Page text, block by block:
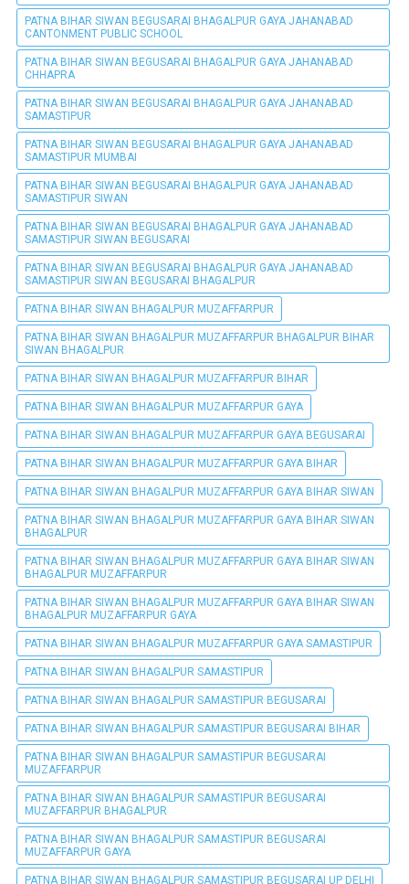
PATNA BIHAR SIWAN BEGUSARAI BHAGALPUR GAYA JAHANABAD
CANTONMENT PUBLIC SCHOOL
PATNA BIHAR SIWAN BEGUSARAI BHAGALPUR GAYA JAHANABAD
CHHAPRA
PATNA BIHAR SIWAN BEGUSARAI BHAGALPUR GAYA JAHANABAD
SAMASTIPUR
PATNA BIHAR SIWAN BEGUSARAI BHAGALPUR GAYA JAHANABAD
SAMASTIPUR MUMBAI
PATNA BIHAR SIWAN BEGUSARAI BHAGALPUR GAYA JAHANABAD
SAMASTIPUR SIWAN
PATNA BIHAR SIWAN BEGUSARAI BHAGALPUR GAYA JAHANABAD
SAMASTIPUR SIWAN BEGUSARAI
PATNA BIHAR SIWAN BEGUSARAI BHAGALPUR GAYA JAHANABAD
SAMASTIPUR SIWAN BEGUSARAI BHAGALPUR
PATNA BIHAR SIWAN BHAGALPUR MUZAFFARPUR
PATNA BIHAR SIWAN BHAGALPUR MUZAFFARPUR BHAGALPUR BIHAR
SIWAN BHAGALPUR
PATNA BIHAR SIWAN BHAGALPUR MUZAFFARPUR BIHAR
PATNA BIHAR SIWAN BHAGALPUR MUZAFFARPUR GAYA
PATNA BIHAR SIWAN BHAGALPUR MUZAFFARPUR GAYA BEGUSARAI
PATNA BIHAR SIWAN BHAGALPUR MUZAFFARPUR GAYA BIHAR
PATNA BIHAR SIWAN BHAGALPUR MUZAFFARPUR GAYA BIHAR SIWAN
PATNA BIHAR SIWAN BHAGALPUR MUZAFFARPUR GAYA BIHAR SIWAN
BHAGALPUR
PATNA BIHAR SIWAN BHAGALPUR MUZAFFARPUR GAYA BIHAR SIWAN
BHAGALPUR MUZAFFARPUR
PATNA BIHAR SIWAN BHAGALPUR MUZAFFARPUR GAYA BIHAR SIWAN
BHAGALPUR MUZAFFARPUR GAYA
PATNA BIHAR SIWAN BHAGALPUR MUZAFFARPUR GAYA SAMASTIPUR
PATNA BIHAR SIWAN BHAGALPUR SAMASTIPUR
PATNA BIHAR SIWAN BHAGALPUR SAMASTIPUR BEGUSARAI
PATNA BIHAR SIWAN BHAGALPUR SAMASTIPUR BEGUSARAI BIHAR
PATNA BIHAR SIWAN BHAGALPUR SAMASTIPUR BEGUSARAI
MUZAFFARPUR
PATNA BIHAR SIWAN BHAGALPUR SAMASTIPUR BEGUSARAI
MUZAFFARPUR BHAGALPUR
PATNA BIHAR SIWAN BHAGALPUR SAMASTIPUR BEGUSARAI
MUZAFFARPUR GAYA
PATNA BIHAR SIWAN BHAGALPUR SAMASTIPUR BEGUSARAI UP DELHI